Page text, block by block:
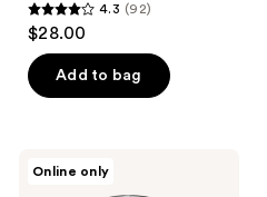
4.3
out
of
5
92
4.3 (92)
$28.00
Add to bag
Online only